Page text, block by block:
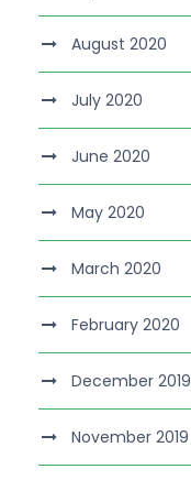
August 2020
July 2020
June 2020
May 2020
March 2020
February 2020
December 2019
November 2019